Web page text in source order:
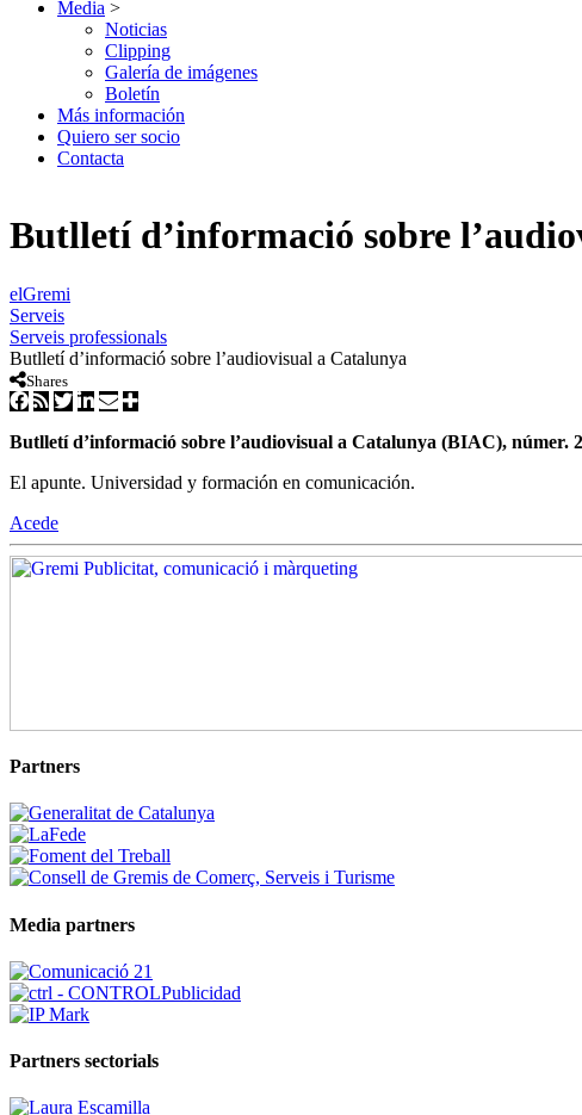
Media >
Noticias
Clipping
Galería de imágenes
Boletín
Más información
Quiero ser socio
Contacta
Butlletí d’informació sobre
elGremi
Serveis
Serveis professionals
Butlletí d’informació sobre l’audiovisual a Catalunya
Shares
Butlletí d’informació sobre l’audiovisual a Catalunya (BIAC), númer.
El apunte. Universidad y formación en comunicación.
Acede
Partners
Media partners
Partners sectorials